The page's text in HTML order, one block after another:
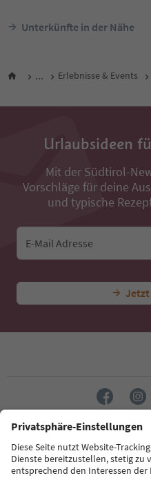
Unterkünfte in der Nähe
... Erlebnisse & Events
Urlaubsideen
Mit der Südtirol-
Vorschläge für deine
und typische
E-Mail Adresse